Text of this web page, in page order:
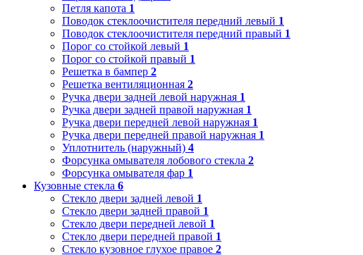
Петля капота 1
Поводок стеклоочистителя передний левый 1
Поводок стеклоочистителя передний правый 1
Порог со стойкой левый 1
Порог со стойкой правый 1
Решетка в бампер 2
Решетка вентиляционная 2
Ручка двери задней левой наружная 1
Ручка двери задней правой наружная 1
Ручка двери передней левой наружная 1
Ручка двери передней правой наружная 1
Уплотнитель (наружный) 4
Форсунка омывателя лобового стекла 2
Форсунка омывателя фар 1
Кузовные стекла 6
Стекло двери задней левой 1
Стекло двери задней правой 1
Стекло двери передней левой 1
Стекло двери передней правой 1
Стекло кузовное глухое правое 2